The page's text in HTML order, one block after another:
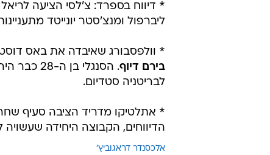
* דיווח בספרד: צ'לסי הציעה לריאל מדריד 40 מיליון
ליברפול ומנצ'סטר יונייטד
* וולפסבורג שאיבדה את באס
בירם דיוף
לבריטניה סטדיום.
* אתלטיקו מדריד הציבה סעיף שחרור של 100
הדיווחים, הקבוצה היחידה שעשויה
אלכסנדר דראגוביץ'